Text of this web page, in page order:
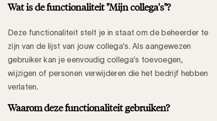
Wat is de functionaliteit "Mijn collega's"?
Deze functionaliteit stelt je in staat om de beheerder te
zijn van de lijst van jouw collega's. Als aangewezen
gebruiker kan je eenvoudig collega's toevoegen,
wijzigen of personen verwijderen die het bedrijf hebben
verlaten.
Waarom deze functionaliteit gebruiken?